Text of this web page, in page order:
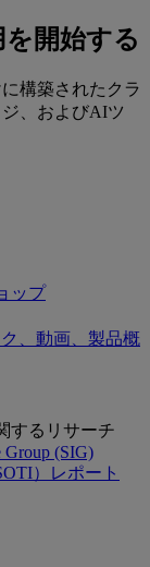
開始する
構築されたクラ
、およびAIツ
ップ
、動画、製品概
するリサーチ
Group (SIG)
）レポート